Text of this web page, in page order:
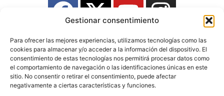
Gestionar consentimiento
Para ofrecer las mejores experiencias, utilizamos tecnologías como las
cookies para almacenar y/o acceder a la información del dispositivo. El
consentimiento de estas tecnologías nos permitirá procesar datos como
el comportamiento de navegación o las identificaciones únicas en este
sitio. No consentir o retirar el consentimiento, puede afectar
negativamente a ciertas características y funciones.